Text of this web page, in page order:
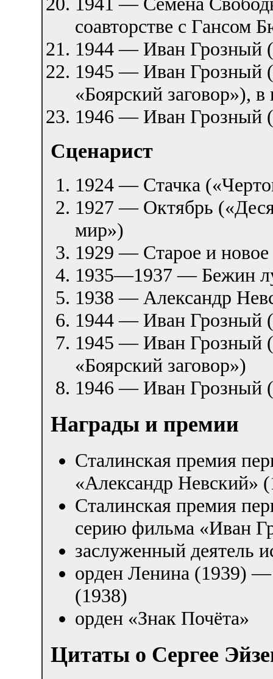
соавторстве с Гансом
1944 — Иван Грозный
1945 — Иван Грозный
«Боярский заговор»), в
1946 — Иван Грозный
Сценарист
1924 — Стачка
1927 — Октябрь
мир»)
1929 — Старое и новое
1935—1937 — Бежин
1938 — Александр
1944 — Иван Грозный
1945 — Иван Грозный
«Боярский заговор»)
1946 — Иван Грозный
Награды и премии
Сталинская премия
«Александр Невский»
Сталинская премия
серию фильма «Иван
заслуженный деятель
орден Ленина (1939)
(1938)
орден «Знак Почёта»
Цитаты о Сергее